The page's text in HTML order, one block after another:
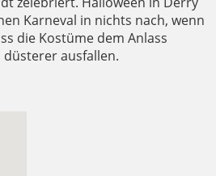
Karneval in nichts nach, wenn
die Kostüme dem Anlass
ausfallen.